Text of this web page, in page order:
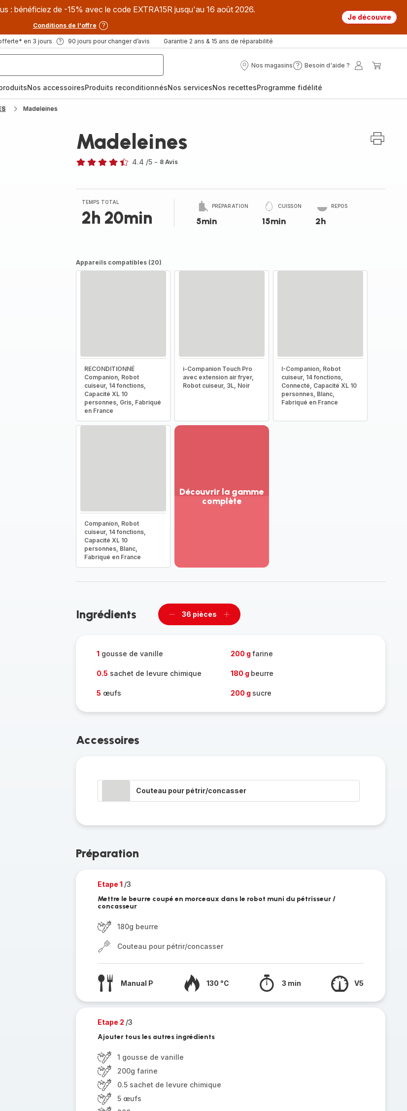
: bénéficiez de -15% avec le code EXTRA15R jusqu'au 16 août 2026.
Conditions de l'offre
Je découvre
en 3 jours 90 jours pour changer d’avis Garantie 2 ans & 15 ans de réparabilité
Nos magasins
Nos
Besoin d'aide ?
Besoin
?
Mon
Nos accessoiresProduits reconditionnésNos servicesNos recettesProgramme fidélité
Madeleines
Madeleines
4.4 /5 - 8 Avis
TEMPS TOTAL
2h 20min
PRÉPARATION
5min
CUISSON
15min
REPOS
2h
Appareils compatibles (20)
RECONDITIONNÉ
Companion, Robot
cuiseur, 14 fonctions,
Capacité XL 10
personnes, Gris, Fabriqué
en France
i-Companion Touch Pro
avec extension air fryer,
Robot cuiseur, 3L, Noir
I-Companion, Robot
cuiseur, 14 fonctions,
Connecté, Capacité XL 10
personnes, Blanc,
Fabriqué en France
Companion, Robot
cuiseur, 14 fonctions,
Capacité XL 10
personnes, Blanc,
Fabriqué en France
Découvrir la gamme
complète
complète
Ingrédients
Supprimer
36 pièces
Ajouter
1 gousse de vanille 200 g farine
0.5 sachet de levure chimique 180 g beurre
5 œufs 200 g sucre
Accessoires
Couteau pour pétrir/concasser
Préparation
Etape 1 /3
Mettre le beurre coupé en morceaux dans le robot muni du pétrisseur /
concasseur
180g beurre
Couteau pour pétrir/concasser
Manual P 130 °C 3 min V5
Etape 2 /3
Ajouter tous les autres ingrédients
1 gousse de vanille
200g farine
0.5 sachet de levure chimique
5 œufs